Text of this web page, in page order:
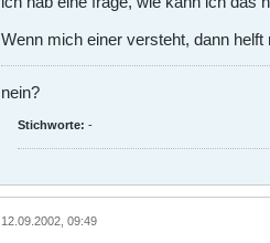
Wenn mich einer versteht, dann helft
nein?
Stichworte: -
12.09.2002, 09:49